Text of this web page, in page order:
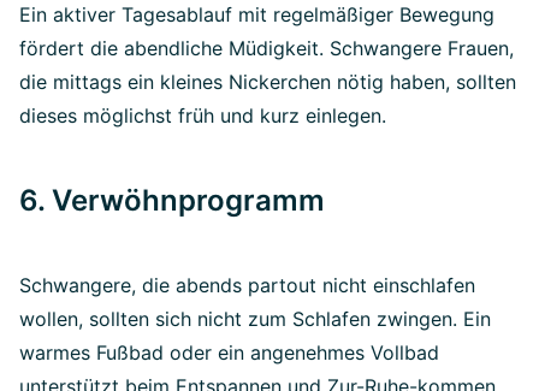
Ein aktiver Tagesablauf mit regelmäßiger Bewegung
fördert die abendliche Müdigkeit. Schwangere Frauen,
die mittags ein kleines Nickerchen nötig haben, sollten
dieses möglichst früh und kurz einlegen.
6. Verwöhnprogramm
Schwangere, die abends partout nicht einschlafen
wollen, sollten sich nicht zum Schlafen zwingen. Ein
warmes Fußbad oder ein angenehmes Vollbad
unterstützt beim Entspannen und Zur-Ruhe-kommen